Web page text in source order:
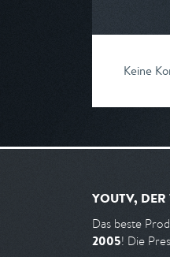
Keine
YOUTV, DER
Das beste
2005! Die